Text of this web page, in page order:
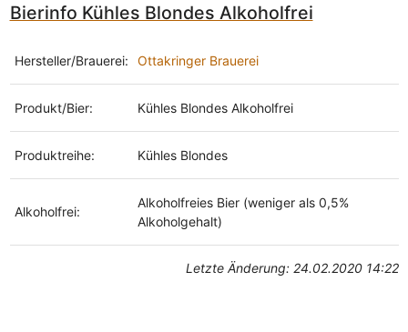
Bierinfo Kühles Blondes Alkoholfrei
Hersteller/Brauerei: Ottakringer Brauerei
Produkt/Bier: Kühles Blondes Alkoholfrei
Produktreihe: Kühles Blondes
Alkoholfrei:
Alkoholfreies Bier (weniger als 0,5%
Alkoholgehalt)
Letzte Änderung: 24.02.2020 14:22